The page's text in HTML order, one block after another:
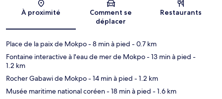
Carte
À proximité
Comment se
déplacer
Restaurants
Place de la paix de Mokpo- 8 min à pied - 0.7 km
Fontaine interactive à l'eau de mer de Mokpo- 13 min à pied -
1.2 km
Rocher Gabawi de Mokpo- 14 min à pied - 1.2 km
Musée maritime national coréen- 18 min à pied - 1.6 km